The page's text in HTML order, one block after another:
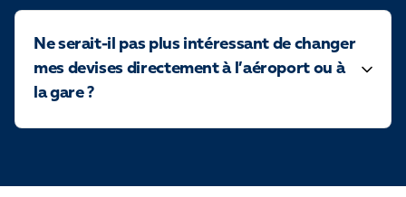
Ne serait-il pas plus intéressant de changer
mes devises directement à l’aéroport ou à
la gare ?